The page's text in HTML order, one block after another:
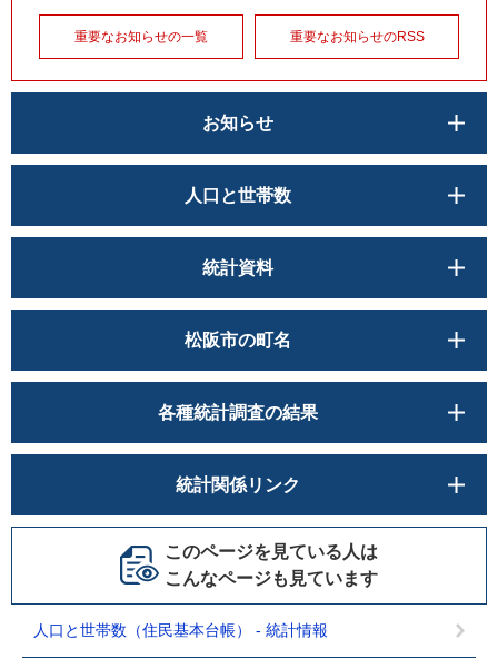
重要なお知らせの一覧 重要なお知らせのRSS
お知らせ
人口と世帯数
統計資料
松阪市の町名
各種統計調査の結果
統計関係リンク
このページを見ている人は
こんなページも見ています
人口と世帯数（住民基本台帳） - 統計情報